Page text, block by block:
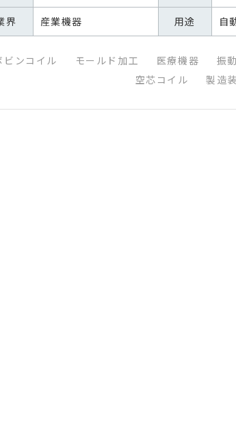
界 産業機器 用途 自
ビンコイル モールド加工 医療機器 振
空芯コイル
製造